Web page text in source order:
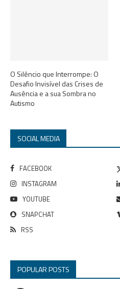
O Silêncio que Interrompe: O
Desafio Invisível das Crises de
Ausência e a sua Sombra no
Autismo
SOCIAL MEDIA
FACEBOOK
INSTAGRAM
YOUTUBE
SNAPCHAT
RSS
POPULAR POSTS